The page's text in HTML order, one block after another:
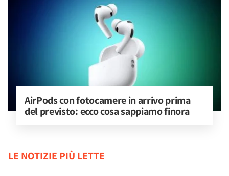
AirPods con fotocamere in arrivo prima
del previsto: ecco cosa sappiamo finora
LE NOTIZIE PIÙ LETTE